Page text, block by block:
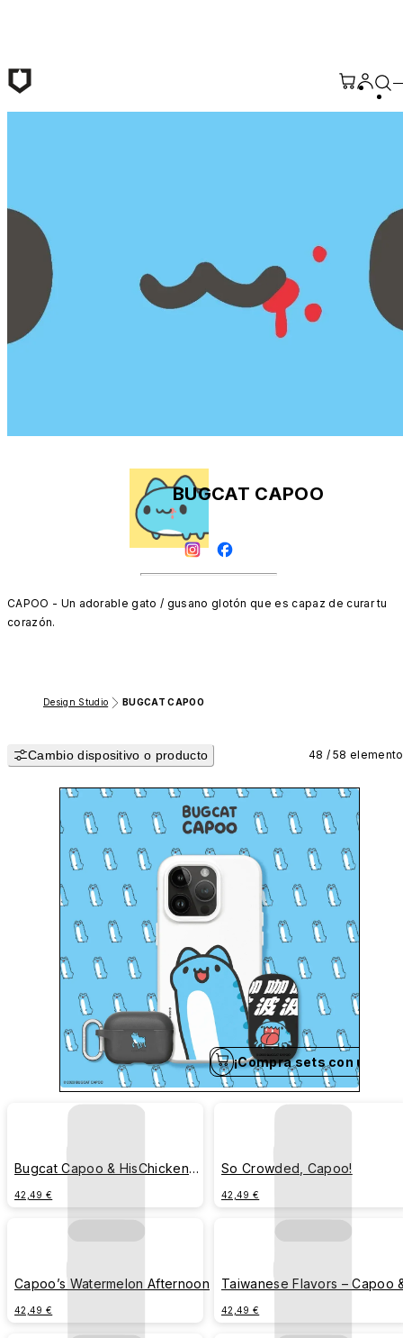
BUGCAT CAPOO
CAPOO - Un adorable gato / gusano glotón que es capaz de curar tu
corazón.
Design Studio BUGCAT CAPOO
Cambio dispositivo o producto 48 / 58
¡Compra sets con un
Bugcat Capoo & HisChicken
42,49 €
So Crowded, Capoo!
42,49 €
Capoo’s Watermelon Afternoon
42,49 €
Taiwanese Flavors – Capoo
42,49 €